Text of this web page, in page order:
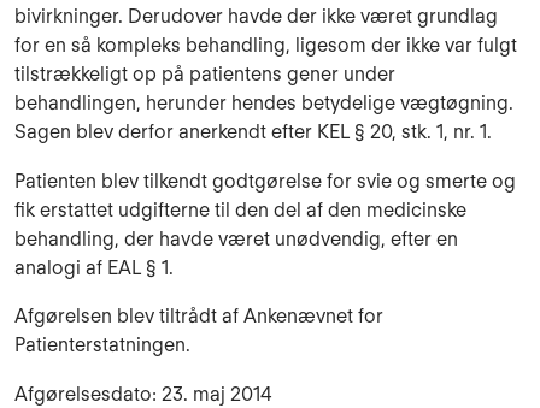
bivirkninger. Derudover havde der ikke været grundlag
for en så kompleks behandling, ligesom der ikke var fulgt
tilstrækkeligt op på patientens gener under
behandlingen, herunder hendes betydelige vægtøgning.
Sagen blev derfor anerkendt efter KEL § 20, stk. 1, nr. 1.
Patienten blev tilkendt godtgørelse for svie og smerte og
fik erstattet udgifterne til den del af den medicinske
behandling, der havde været unødvendig, efter en
analogi af EAL § 1.
Afgørelsen blev tiltrådt af Ankenævnet for
Patienterstatningen.
Afgørelsesdato: 23. maj 2014